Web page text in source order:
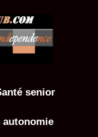
senior
autonomie